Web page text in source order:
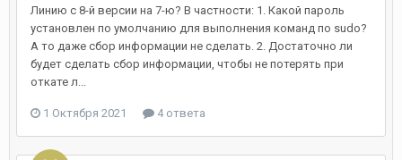
Линию с 8-й версии на 7-ю? В частности: 1. Какой пароль
установлен по умолчанию для выполнения команд по sudo?
А то даже сбор информации не сделать. 2. Достаточно ли
будет сделать сбор информации, чтобы не потерять при
откате л...
1 Октября 2021 4 ответа